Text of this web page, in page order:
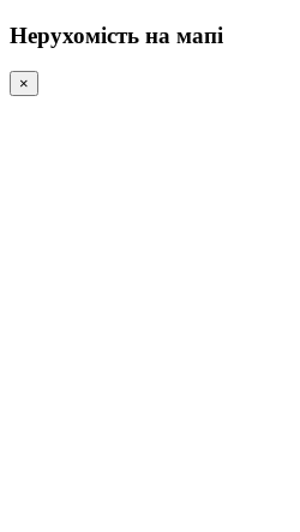
Нерухомість на мапі
×